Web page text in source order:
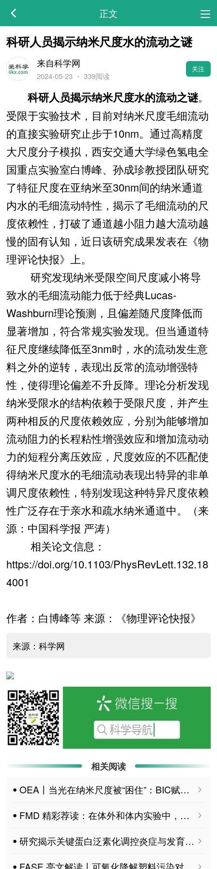
正文
科研人员揭示纳米尺度水的流动之谜
来自科学网
2024-05-23・ 339阅读
关注
科研人员揭示纳米尺度水的流动之谜。
受限于实验技术，目前对纳米尺度毛细流动
的直接实验研究止步于10nm。通过高精度
大尺度分子模拟，西安交通大学绿色氢电全
国重点实验室白博峰、孙成珍教授团队研究
了特征尺度在亚纳米至30nm间的纳米通道
内水的毛细流动特性，揭示了毛细流动的尺
度依赖性，打破了通道越小阻力越大流动越
慢的固有认知，近日该研究成果发表在《物
理评论快报》上。
研究发现纳米受限空间尺度减小将导
致水的毛细流动能力低于经典Lucas-
Washburn理论预测，且偏差随尺度降低而
显著增加，符合常规实验发现。但当通道特
征尺度继续降低至3nm时，水的流动发生意
料之外的逆转，表现出反常的流动增强特
性，使得理论偏差不升反降。理论分析发现
纳米受限水的结构依赖于受限尺度，并产生
两种相反的尺度依赖效应，分别为能够增加
流动阻力的长程粘性增强效应和增加流动动
力的短程分离压效应，尺度效应的不匹配使
得纳米尺度水的毛细流动表现出特异的非单
调尺度依赖性，特别发现这种特异尺度依赖
性广泛存在于亲水和疏水纳米通道中。（来
源：中国科学报 严涛）
相关论文信息：
https://doi.org/10.1103/PhysRevLett.132.18
4001
作者：白博峰等 来源：《物理评论快报》
来源：科学网
相关阅读
ꔷ OEA丨当光在纳米尺度被“困住”：BIC赋能光电子未来
ꔷ FMD 精彩荐读：在体外和体内实验中，决奈达隆通过CDK4CDK6-RB1轴抑制食管鳞状细胞癌的增殖
ꔷ 研究揭示关键蛋白泛素化调控炎症与发育机制
ꔷ FASE 亮文解读丨可氧化降解塑料污染对土壤质量及玉米生长的尺寸依赖性效应